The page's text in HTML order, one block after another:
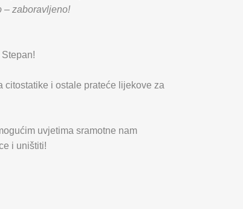
– zaboravljeno!
i ostale prateće lijekove za
uvjetima sramotne nam
i uništiti!